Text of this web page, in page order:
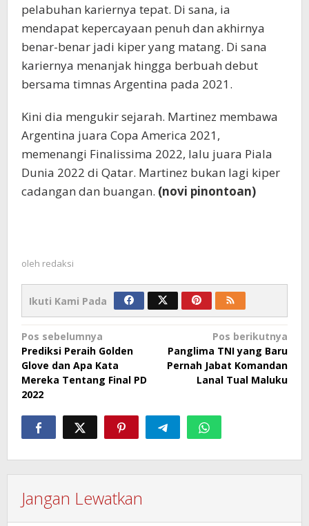
pelabuhan kariernya tepat. Di sana, ia
mendapat kepercayaan penuh dan akhirnya
benar-benar jadi kiper yang matang. Di sana
kariernya menanjak hingga berbuah debut
bersama timnas Argentina pada 2021.
Kini dia mengukir sejarah. Martinez membawa
Argentina juara Copa America 2021,
memenangi Finalissima 2022, lalu juara Piala
Dunia 2022 di Qatar. Martinez bukan lagi kiper
cadangan dan buangan. (novi pinontoan)
oleh redaksi
Ikuti Kami Pada
Navigasi
pos
Pos sebelumnya
Prediksi Peraih Golden
Glove dan Apa Kata
Mereka Tentang Final PD
2022
Pos berikutnya
Panglima TNI yang Baru
Pernah Jabat Komandan
Lanal Tual Maluku
Jangan Lewatkan